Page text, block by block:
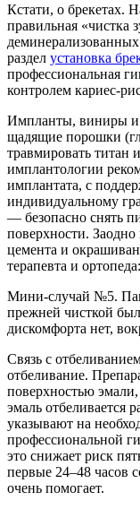
Кстати, о брекетах.
правильная «чистка
раздел установка
профессиональная
контролем кариес-
Импланты, виниры и
щадящие порошки
травмировать титан
имплантологии
имплантата, с
индивидуальному
— безопасно снять
поверхности.
цемента и
терапевта и ортопеда:
Мини-случай №5.
прежней чисткой
дискомфорта нет,
Связь с
отбеливание.
поверхностью
эмаль отбеливается
указывают на
профессиональной
это снижает риск
первые 24–48 часов
очень помогает.